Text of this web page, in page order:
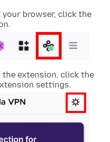
browser, click the
extension, click the
settings.